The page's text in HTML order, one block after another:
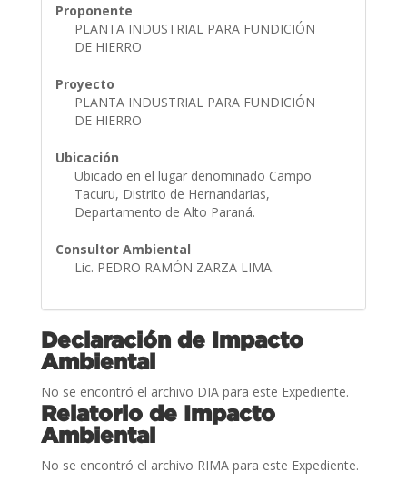
Proponente
PLANTA INDUSTRIAL PARA FUNDICIÓN
DE HIERRO
Proyecto
PLANTA INDUSTRIAL PARA FUNDICIÓN
DE HIERRO
Ubicación
Ubicado en el lugar denominado Campo
Tacuru, Distrito de Hernandarias,
Departamento de Alto Paraná.
Consultor Ambiental
Lic. PEDRO RAMÓN ZARZA LIMA.
Declaración de Impacto
Ambiental
No se encontró el archivo DIA para este Expediente.
Relatorio de Impacto
Ambiental
No se encontró el archivo RIMA para este Expediente.